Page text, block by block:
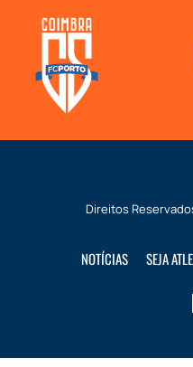
Direitos
NOTÍCIAS SEJA